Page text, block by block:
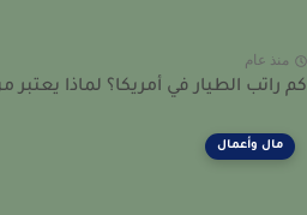
عام
الطيار في أمريكا؟ لماذا يعتبر
مال وأعمال